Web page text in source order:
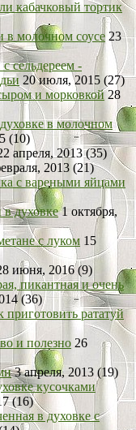
кабачковый тортик
в молочном соусе 23
сельдереем -
20 июля, 2015 (27)
и морковкой28
в молочном
(10)
апреля, 2013 (35)
2013 (21)
с вареными яйцами
духовке1 октября,
с луком 15
июня, 2016 (9)
пикантная и очень
(36)
рататуй
и полезно 26
3 апреля, 2013 (19)
кусочками
(16)
в духовке с